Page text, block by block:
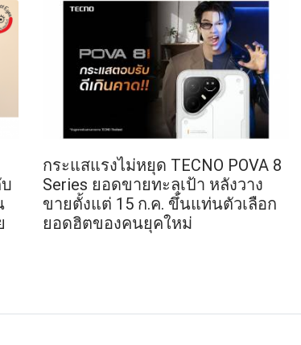
กระแสแรงไม่หยุด TECNO POVA 8
Series ยอดขายทะลุเป้า หลังวาง
ขายตั้งแต่ 15 ก.ค. ขึ้นแท่นตัวเลือก
ยอดฮิตของคนยุคใหม่